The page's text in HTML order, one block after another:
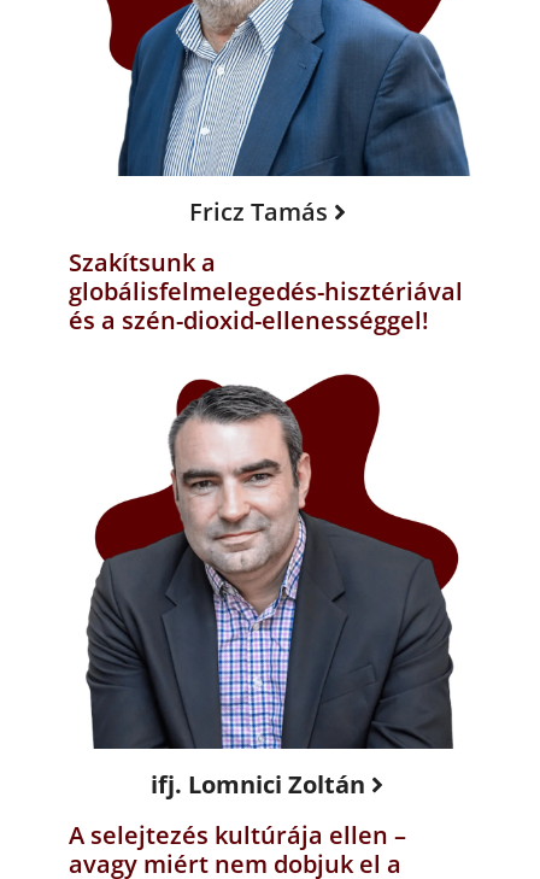
Fricz Tamás
Szakítsunk a
globálisfelmelegedés-hisztériával
és a szén-dioxid-ellenességgel!
ifj. Lomnici Zoltán
A selejtezés kultúrája ellen –
avagy miért nem dobjuk el a